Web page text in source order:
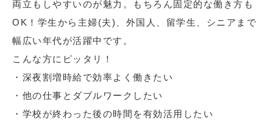
両立もしやすいのが魅力。もちろん固定的な働き方も
OK！学生から主婦(夫)、外国人、留学生、シニアまで
幅広い年代が活躍中です。
こんな方にピッタリ！
・深夜割増時給で効率よく働きたい
・他の仕事とダブルワークしたい
・学校が終わった後の時間を有効活用したい